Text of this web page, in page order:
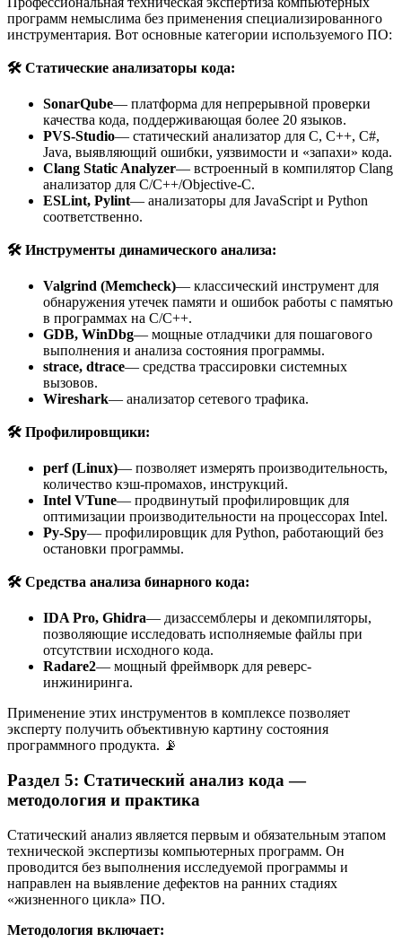
программ немыслима без применения специализированного
инструментария. Вот основные категории используемого ПО:
🛠 ️ Статические анализаторы кода:
SonarQube— платформа для непрерывной проверки
качества кода, поддерживающая более 20 языков.
PVS-Studio— статический анализатор для C, C++, C#,
Java, выявляющий ошибки, уязвимости и «запахи» кода.
Clang Static Analyzer— встроенный в компилятор Clang
анализатор для C/C++/Objective-C.
ESLint, Pylint— анализаторы для JavaScript и Python
соответственно.
🛠 ️ Инструменты динамического анализа:
Valgrind (Memcheck)— классический инструмент для
обнаружения утечек памяти и ошибок работы с памятью
в программах на C/C++.
GDB, WinDbg— мощные отладчики для пошагового
выполнения и анализа состояния программы.
strace, dtrace— средства трассировки системных
вызовов.
Wireshark— анализатор сетевого трафика.
🛠 ️ Профилировщики:
perf (Linux)— позволяет измерять производительность,
количество кэш-промахов, инструкций.
Intel VTune— продвинутый профилировщик для
оптимизации производительности на процессорах Intel.
Py-Spy— профилировщик для Python, работающий без
остановки программы.
🛠 ️ Средства анализа бинарного кода:
IDA Pro, Ghidra— дизассемблеры и декомпиляторы,
позволяющие исследовать исполняемые файлы при
отсутствии исходного кода.
Radare2— мощный фреймворк для реверс-
инжиниринга.
Применение этих инструментов в комплексе позволяет
эксперту получить объективную картину состояния
программного продукта. 📡
Раздел 5: Статический анализ кода —
методология и практика
Статический анализ является первым и обязательным этапом
технической экспертизы компьютерных программ. Он
проводится без выполнения исследуемой программы и
направлен на выявление дефектов на ранних стадиях
«жизненного цикла» ПО.
Методология включает: